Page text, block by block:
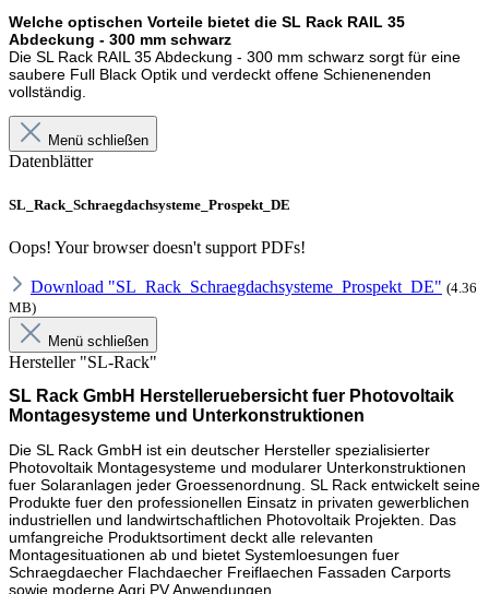
Welche optischen Vorteile bietet die SL Rack RAIL 35
Abdeckung - 300 mm schwarz
Die SL Rack RAIL 35 Abdeckung - 300 mm schwarz sorgt für eine
saubere Full Black Optik und verdeckt offene Schienenenden
vollständig.
Menü schließen
Datenblätter
SL_Rack_Schraegdachsysteme_Prospekt_DE
Oops! Your browser doesn't support PDFs!
Download "SL_Rack_Schraegdachsysteme_Prospekt_DE" (4.36
MB)
Menü schließen
Hersteller "SL-Rack"
SL Rack GmbH Herstelleruebersicht fuer Photovoltaik
Montagesysteme und Unterkonstruktionen
Die SL Rack GmbH ist ein deutscher Hersteller spezialisierter
Photovoltaik Montagesysteme und modularer Unterkonstruktionen
fuer Solaranlagen jeder Groessenordnung. SL Rack entwickelt seine
Produkte fuer den professionellen Einsatz in privaten gewerblichen
industriellen und landwirtschaftlichen Photovoltaik Projekten. Das
umfangreiche Produktsortiment deckt alle relevanten
Montagesituationen ab und bietet Systemloesungen fuer
Schraegdaecher Flachdaecher Freiflaechen Fassaden Carports
sowie moderne Agri PV Anwendungen.